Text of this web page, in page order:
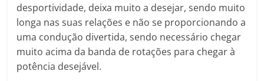
desportividade, deixa muito a desejar, sendo muito
longa nas suas relações e não se proporcionando a
uma condução divertida, sendo necessário chegar
muito acima da banda de rotações para chegar à
potência desejável.